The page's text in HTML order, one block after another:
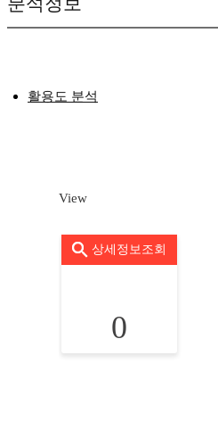
활용도 분석
View
상세정보조회
0